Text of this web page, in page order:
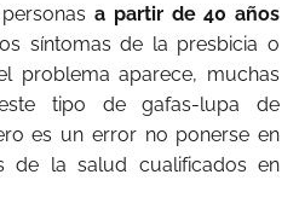
a partir de 40 años
síntomas de la presbicia o
problema aparece, muchas
tipo de gafas-lupa de
es un error no ponerse en
de la salud cualificados en